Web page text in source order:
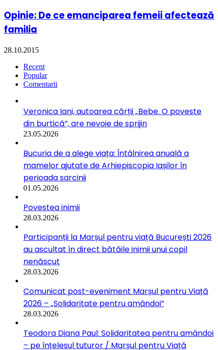
Opinie: De ce emanciparea femeii afectează
familia
28.10.2015
Recent
Popular
Comentarii
Veronica Iani, autoarea cărții „Bebe. O poveste
din burtică”, are nevoie de sprijin
23.05.2026
Bucuria de a alege viața: Întâlnirea anuală a
mamelor ajutate de Arhiepiscopia Iașilor în
perioada sarcinii
01.05.2026
Povestea inimii
28.03.2026
Participanții la Marșul pentru viață București 2026
au ascultat în direct bătăile inimii unui copil
nenăscut
28.03.2026
Comunicat post-eveniment Marșul pentru Viață
2026 – „Solidaritate pentru amândoi”
28.03.2026
Teodora Diana Paul: Solidaritatea pentru amândoi
– pe înțelesul tuturor / Marșul pentru Viață